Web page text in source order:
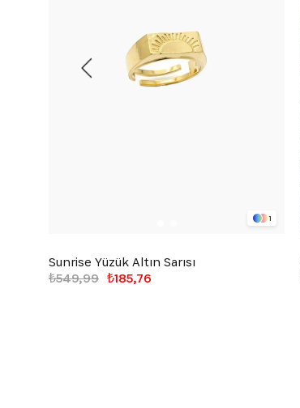
1
Sunrise Yüzük Altın Sarısı
₺185,76
₺549,99